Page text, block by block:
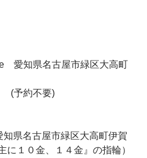
愛知県名古屋市緑区大高町
(予約不要)
県名古屋市緑区大高町伊賀
に１０金、１４金』の指輪）